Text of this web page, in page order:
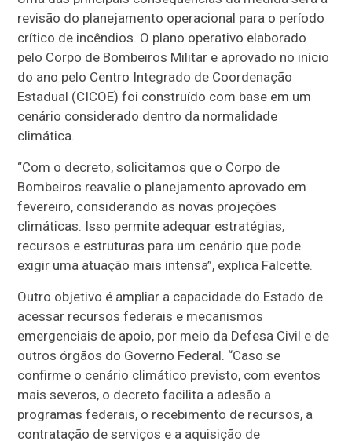
revisão do planejamento operacional para o período
crítico de incêndios. O plano operativo elaborado
pelo Corpo de Bombeiros Militar e aprovado no início
do ano pelo Centro Integrado de Coordenação
Estadual (CICOE) foi construído com base em um
cenário considerado dentro da normalidade
climática.
“Com o decreto, solicitamos que o Corpo de
Bombeiros reavalie o planejamento aprovado em
fevereiro, considerando as novas projeções
climáticas. Isso permite adequar estratégias,
recursos e estruturas para um cenário que pode
exigir uma atuação mais intensa”, explica Falcette.
Outro objetivo é ampliar a capacidade do Estado de
acessar recursos federais e mecanismos
emergenciais de apoio, por meio da Defesa Civil e de
outros órgãos do Governo Federal. “Caso se
confirme o cenário climático previsto, com eventos
mais severos, o decreto facilita a adesão a
programas federais, o recebimento de recursos, a
contratação de serviços e a aquisição de